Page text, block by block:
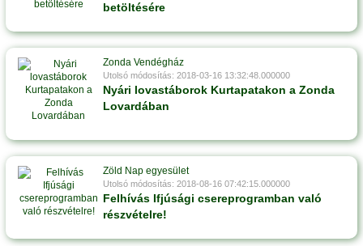
betöltésére
Zonda Vendégház
Utolsó módosítás: 2018-03-16 13:32:48.000000
Nyári lovastáborok Kurtapatakon a Zonda
Lovardában
Zöld Nap egyesület
Utolsó módosítás: 2018-08-16 07:42:15.000000
Felhívás Ifjúsági csereprogramban való
részvételre!